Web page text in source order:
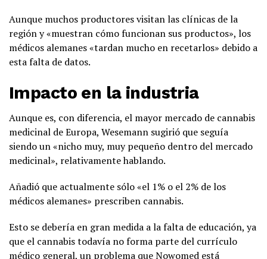
Aunque muchos productores visitan las clínicas de la
región y «muestran cómo funcionan sus productos», los
médicos alemanes «tardan mucho en recetarlos» debido a
esta falta de datos.
Impacto en la industria
Aunque es, con diferencia, el mayor mercado de cannabis
medicinal de Europa, Wesemann sugirió que seguía
siendo un «nicho muy, muy pequeño dentro del mercado
medicinal», relativamente hablando.
Añadió que actualmente sólo «el 1% o el 2% de los
médicos alemanes» prescriben cannabis.
Esto se debería en gran medida a la falta de educación, ya
que el cannabis todavía no forma parte del currículo
médico general, un problema que Nowomed está